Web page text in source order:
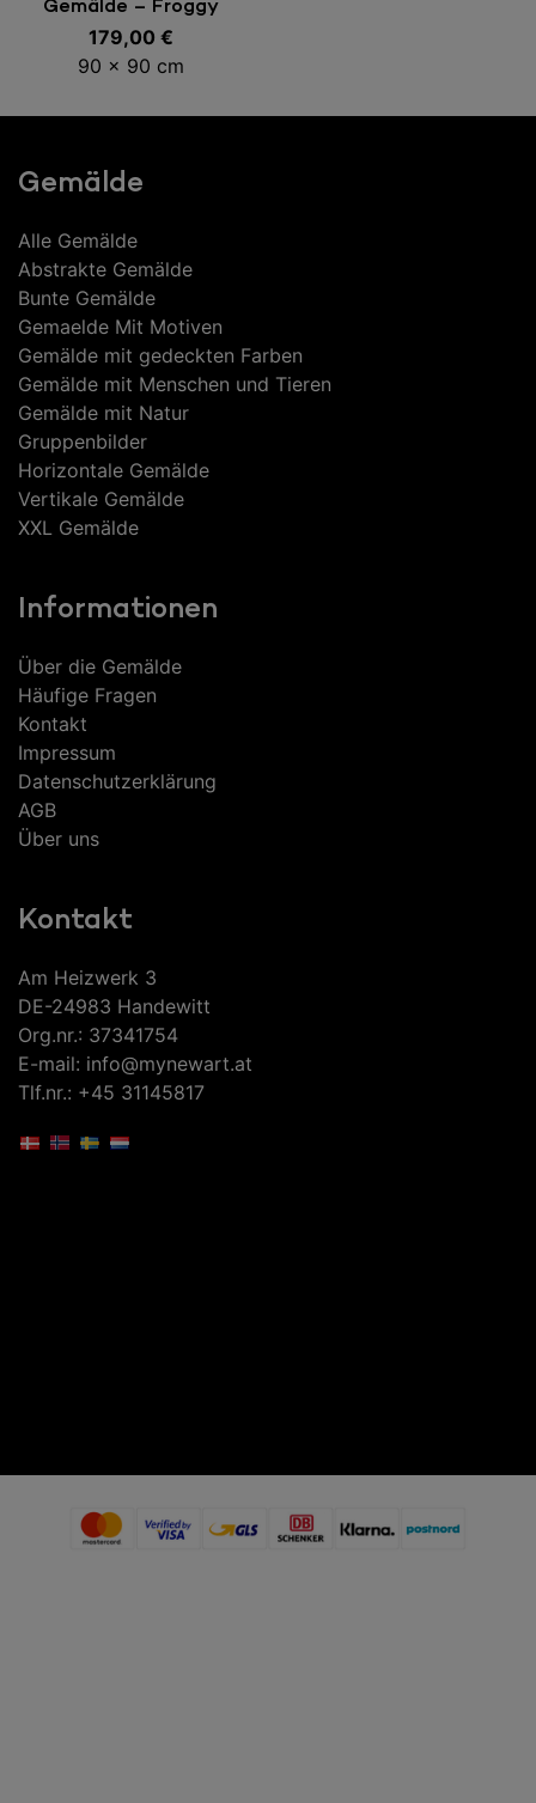
Gemälde – Froggy
179,00 €
90 x 90 cm
Gemälde
Alle Gemälde
Abstrakte Gemälde
Bunte Gemälde
Gemaelde Mit Motiven
Gemälde mit gedeckten Farben
Gemälde mit Menschen und Tieren
Gemälde mit Natur
Gruppenbilder
Horizontale Gemälde
Vertikale Gemälde
XXL Gemälde
Informationen
Über die Gemälde
Häufige Fragen
Kontakt
Impressum
Datenschutzerklärung
AGB
Über uns
Kontakt
Am Heizwerk 3
DE-24983 Handewitt
Org.nr.: 37341754
E-mail: info@mynewart.at
Tlf.nr.: +45 31145817